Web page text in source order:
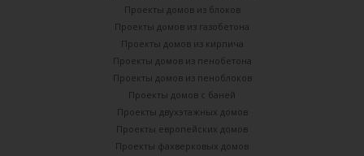
Проекты домов из блоков
Проекты домов из газобетона
Проекты домов из кирпича
Проекты домов из пенобетона
Проекты домов из пеноблоков
Проекты домов с баней
Проекты двухэтажных домов
Проекты европейских домов
Проекты фахверковых домов